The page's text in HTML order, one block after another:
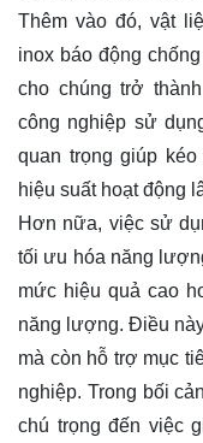
Thêm vào đó, vật
inox báo động
cho chúng trở
công nghiệp sử
quan trọng giúp
hiệu suất hoạt động
Hơn nữa, việc sử
tối ưu hóa năng
mức hiệu quả cao
năng lượng. Điều
mà còn hỗ trợ mục
nghiệp. Trong bối
chú trọng đến việc